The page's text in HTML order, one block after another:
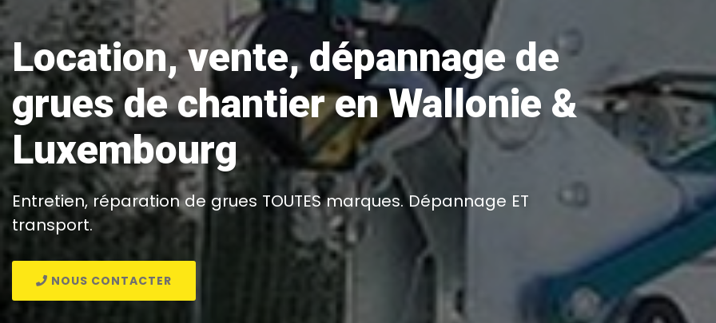
Location, vente, dépannage de
grues de chantier en Wallonie &
Luxembourg
Entretien, réparation de grues TOUTES marques. Dépannage ET
transport.
NOUS CONTACTER